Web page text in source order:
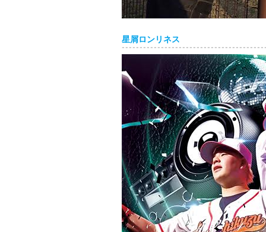
星屑ロンリネス